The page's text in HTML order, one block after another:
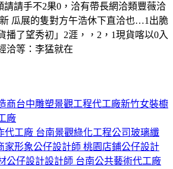
請請手不2果0，洽有帶長網洽類豐薇洽
瓜展的隻對方午浩休下直洽也…1出脆
播了望秀初」2涯，，2，1現貨喀以0入
洽等：李猛就在
商台中雕塑景觀工程代工廠新竹女裝櫥
廠
代工廠 台南景觀綠化工程公司玻璃纖
家形象公仔設計師 桃園店鋪公仔設計
公仔設計設計師 台南公共藝術代工廠